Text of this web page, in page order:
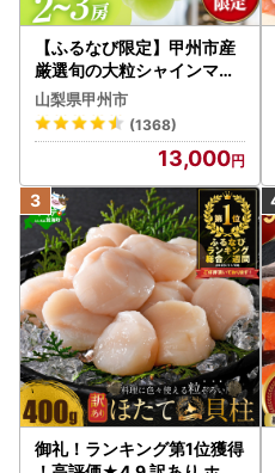
【ふるなび限定】甲州市産
厳選旬の大粒シャインマス
カット 約1.3kg 2～3房【2
026年発送】（MG）B12-
472 FN-Limited-VO シャ
インマスカット フルーツ
山梨県甲州市
(1368)
13,000
御礼！ランキング第1位獲得